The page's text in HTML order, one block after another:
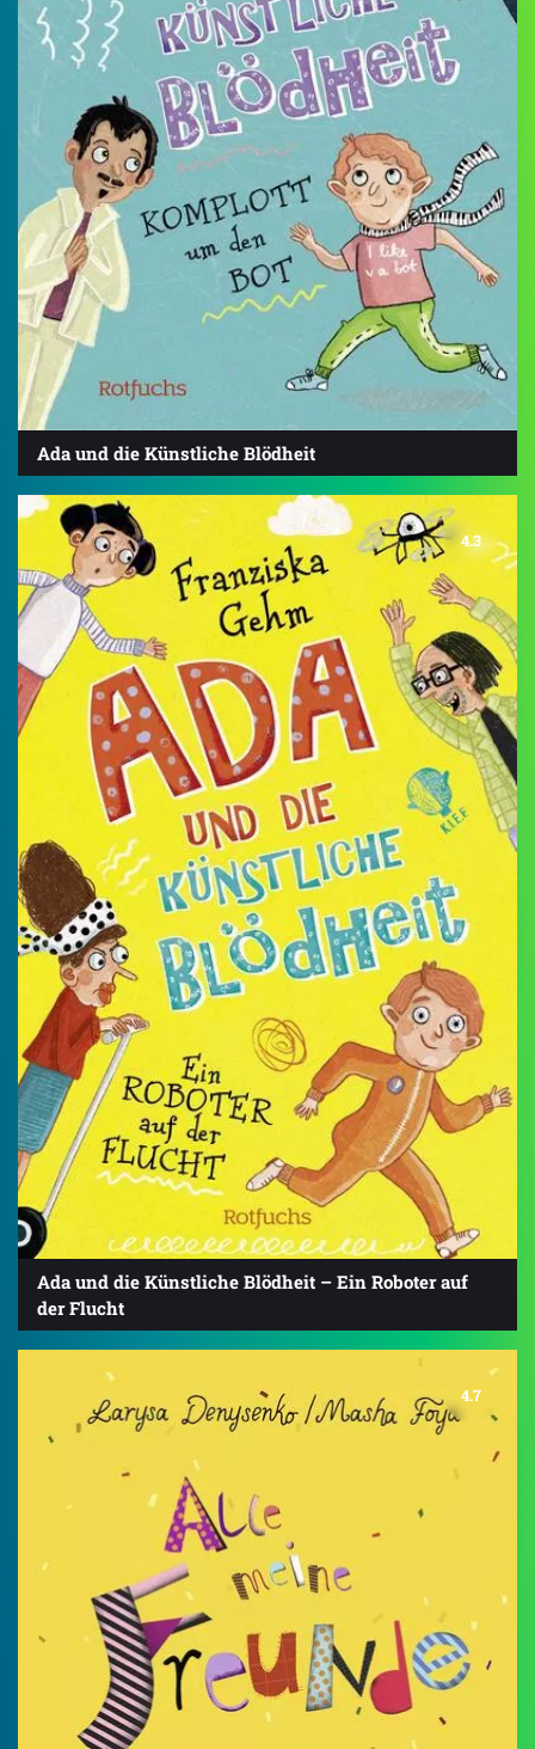
Ada und die Künstliche Blödheit
4.3
Ada und die Künstliche Blödheit – Ein Roboter auf
der Flucht
4.7